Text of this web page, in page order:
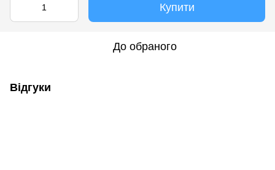
Купити
До обраного
Відгуки